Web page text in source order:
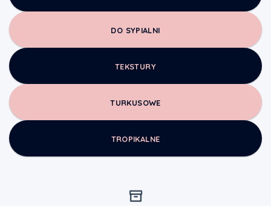
DO SYPIALNI
TEKSTURY
TURKUSOWE
TROPIKALNE